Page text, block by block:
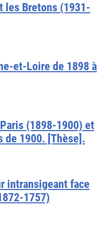
les Bretons (1931-
et-Loire de 1898 à
(1898-1900) et
1900. [Thèse].
intransigeant face
1757)